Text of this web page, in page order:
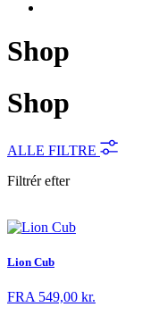
Shop
Shop
ALLE FILTRE
Filtrér efter
Lion Cub
FRA 549,00 kr.